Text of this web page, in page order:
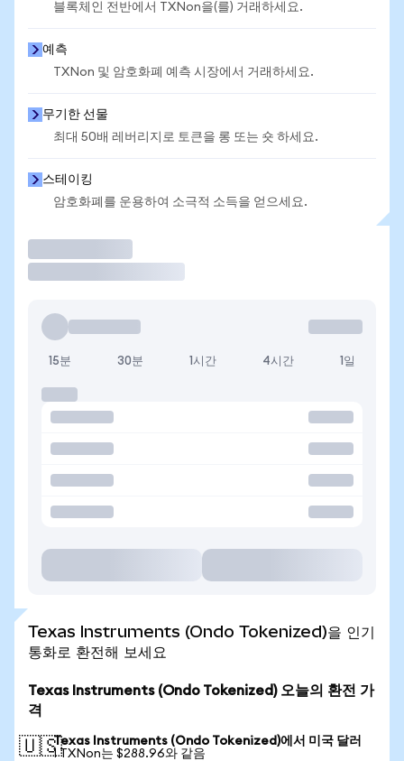
블록체인 전반에서 TXNon을(를) 거래하세요.
예측
TXNon 및 암호화폐 예측 시장에서 거래하세요.
무기한 선물
최대 50배 레버리지로 토큰을 롱 또는 숏 하세요.
스테이킹
암호화폐를 운용하여 소극적 소득을 얻으세요.
15분 30분 1시간 4시간 1일
Texas Instruments (Ondo Tokenized)을 인기
통화로 환전해 보세요
Texas Instruments (Ondo Tokenized) 오늘의 환전 가
격
🇺🇸Texas Instruments (Ondo Tokenized)에서 미국 달러
1 TXNon는 $288.96와 같음